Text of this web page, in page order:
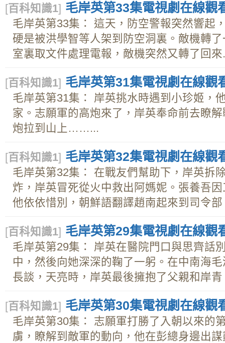
[百科知識1] 毛岸英第33集電視劇在線觀
毛岸英第33集： 這天，防空警報突然響起
硬是被洪學智等人架到防空洞裏。敵機轉
室裏取文件處理電報，敵機突然又轉了回來
[百科知識1] 毛岸英第31集電視劇在線觀
毛岸英第31集： 岸英挑水時遇到小珍姬，
家。志願軍的高炮來了，岸英奉命前去瞭
炮拉到山上……...
[百科知識1] 毛岸英第32集電視劇在線觀
毛岸英第32集： 在戰友們幫助下，岸英拆
炸，岸英冒死從火中救出阿媽妮。張養吾
他依依惜別，朝鮮語翻譯趙南起來到司令部
[百科知識1] 毛岸英第29集電視劇在線觀
毛岸英第29集： 岸英在醫院門口與思齊話
中，然後向她深深的鞠了一躬。在中南海
長談，天亮時，岸英最後擁抱了父親和岸青
[百科知識1] 毛岸英第30集電視劇在線觀
毛岸英第30集： 志願軍打勝了入朝以來的
虜，瞭解到敵軍的動向，他在彭總身邊出